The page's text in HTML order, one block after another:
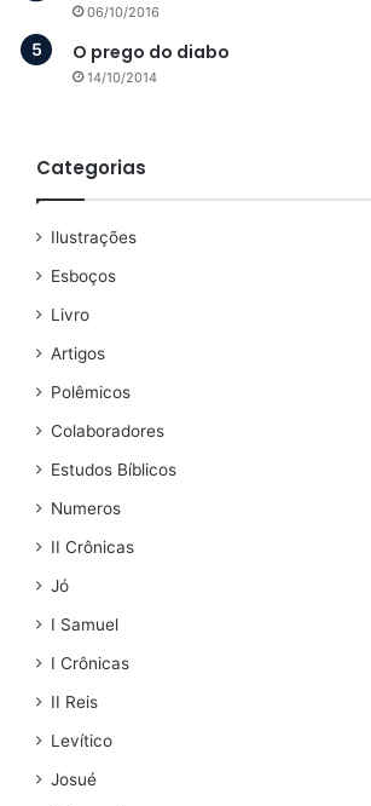
06/10/2016
O prego do diabo
14/10/2014
Categorias
Ilustrações
Esboços
Livro
Artigos
Polêmicos
Colaboradores
Estudos Bíblicos
Numeros
II Crônicas
Jó
I Samuel
I Crônicas
II Reis
Levítico
Josué